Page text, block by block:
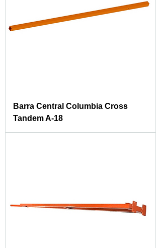
Barra Central Columbia Cross
Tandem A-18